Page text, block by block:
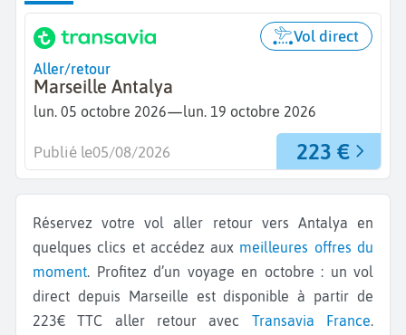
Aller/retour
Marseille Antalya
lun. 05 octobre 2026—lun. 19 octobre 2026
Vol direct
223 €
Publié le05/08/2026
Réservez votre vol aller retour vers Antalya en
quelques clics et accédez aux meilleures offres du
moment. Profitez d’un voyage en octobre : un vol
direct depuis Marseille est disponible à partir de
223€ TTC aller retour avec Transavia France.